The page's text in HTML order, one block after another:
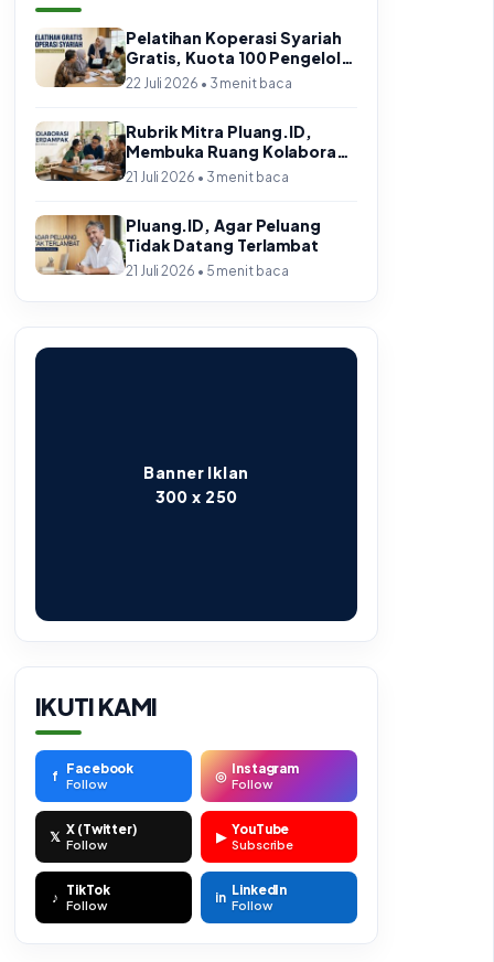
Pelatihan Koperasi Syariah
Gratis, Kuota 100 Pengelola
di Jabar
22 Juli 2026 • 3 menit baca
Rubrik Mitra Pluang.ID,
Membuka Ruang Kolaborasi
yang Berdampak
21 Juli 2026 • 3 menit baca
Pluang.ID, Agar Peluang
Tidak Datang Terlambat
21 Juli 2026 • 5 menit baca
Banner Iklan
300 x 250
IKUTI KAMI
f Facebook
Follow ◎ Instagram
Follow
𝕏 X (Twitter)
Follow ▶ YouTube
Subscribe
♪ TikTok
Follow in LinkedIn
Follow